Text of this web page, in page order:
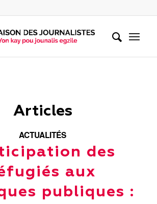
Articles
ACTUALITÉS
des
aux
publiques :